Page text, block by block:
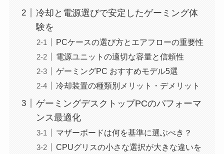
冷却と電源選びで安定したゲーミング体
験を
PCケースの選び方とエアフローの重要性
電源ユニットの適切な容量と信頼性
ゲーミングPC おすすめモデル5選
冷却装置の種類別メリット・デメリット
ゲーミングデスクトップPCのパフォーマ
ンス最適化
マザーボードは何を基準に選ぶべき？
CPUグリスの小さな選択が大きな違いを